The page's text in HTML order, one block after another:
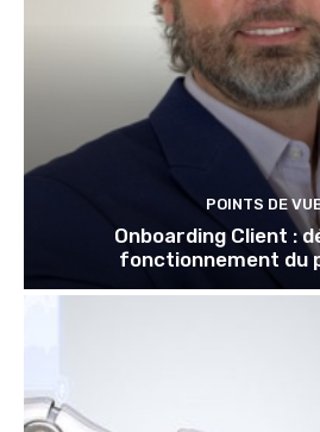
POINTS DE
Onboarding Client :
fonctionnement du